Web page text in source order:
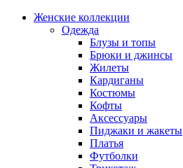
Женские коллекции
Одежда
Блузы и топы
Брюки и джинсы
Жилеты
Кардиганы
Костюмы
Кофты
Аксессуары
Пиджаки и жакеты
Платья
Футболки